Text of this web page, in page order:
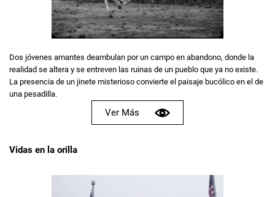
Dos jóvenes amantes deambulan por un campo en abandono, donde la
realidad se altera y se entreven las ruinas de un pueblo que ya no existe.
La presencia de un jinete misterioso convierte el paisaje bucólico en el de
una pesadilla.
Ver Más
Vidas en la orilla